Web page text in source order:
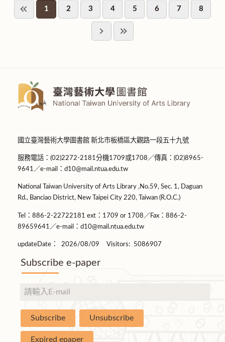
1 2 3 4 5 6 7 8
國立臺灣藝術大學圖書館 新北市板橋區大觀路一段五十九號
服務電話：(02)2272-2181分機1709或1708／傳真：(02)8965-
9641／e-mail：d10@mail.ntua.edu.tw
National Taiwan University of Arts Library ,No.59, Sec. 1, Daguan
Rd., Banciao District, New Taipei City 220, Taiwan (R.O.C.)
Tel：886-2-22722181 ext：1709 or 1708／Fax：886-2-
89659641／e-mail：d10@mail.ntua.edu.tw
updateDate： 2026/08/09 Visitors: 5086907
Subscribe e-paper